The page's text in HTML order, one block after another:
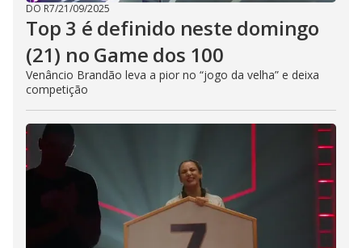
DO R7/21/09/2025
Top 3 é definido neste domingo
(21) no Game dos 100
Venâncio Brandão leva a pior no “jogo da velha” e deixa
competição